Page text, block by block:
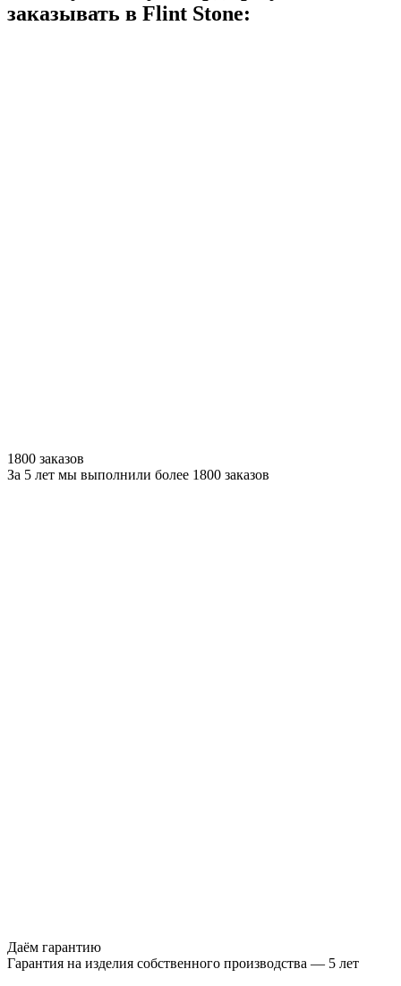
заказывать в Flint Stone:
1800 заказов
За 5 лет мы выполнили более 1800 заказов
Даём гарантию
Гарантия на изделия собственного производства — 5 лет